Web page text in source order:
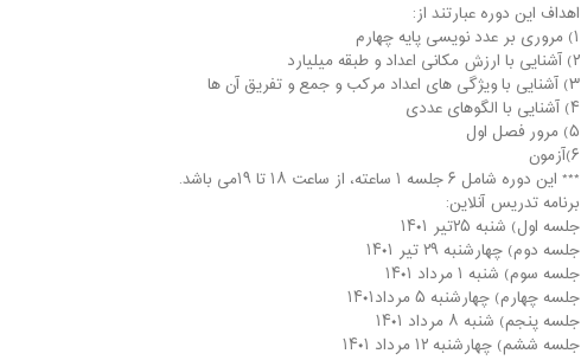
اهداف این دوره عبارتند از:
۱) مروری بر عدد نویسی پایه چهارم
۲) آشنایی با ارزش مکانی اعداد و طبقه میلیارد
۳) آشنایی با ویژگی های اعداد مرکب و جمع و تفریق آن ها
۴) آشنایی با الگوهای عددی
۵) مرور فصل اول
۶)آزمون
*** این دوره شامل ۶ جلسه ۱ ساعته، از ساعت ۱۸ تا ۱۹می باشد.
برنامه تدریس آنلاین:
جلسه اول) شنبه ۲۵تیر ۱۴۰۱
جلسه دوم) چهارشنبه ۲۹ تیر ۱۴۰۱
جلسه سوم) شنبه ۱ مرداد ۱۴۰۱
جلسه چهارم) چهارشنبه ۵ مرداد۱۴۰۱
جلسه پنجم) شنبه ۸ مرداد ۱۴۰۱
جلسه ششم) چهارشنبه ۱۲ مرداد ۱۴۰۱